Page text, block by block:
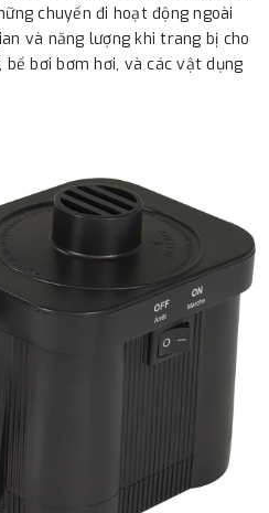
chuyến đi hoạt động ngoài
và năng lượng khi trang bị cho
bơi bơm hơi, và các vật dụng